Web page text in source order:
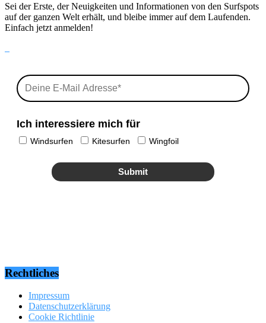
Sei der Erste, der Neuigkeiten und Informationen von den Surfspots
auf der ganzen Welt erhält, und bleibe immer auf dem Laufenden.
Einfach jetzt anmelden!
Ich interessiere mich für
Windsurfen Kitesurfen Wingfoil
Submit
Rechtliches
Impressum
Datenschutzerklärung
Cookie Richtlinie